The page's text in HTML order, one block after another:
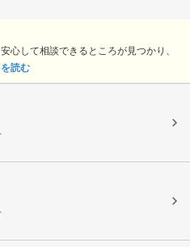
心して相談できるところが見つかり、
読む